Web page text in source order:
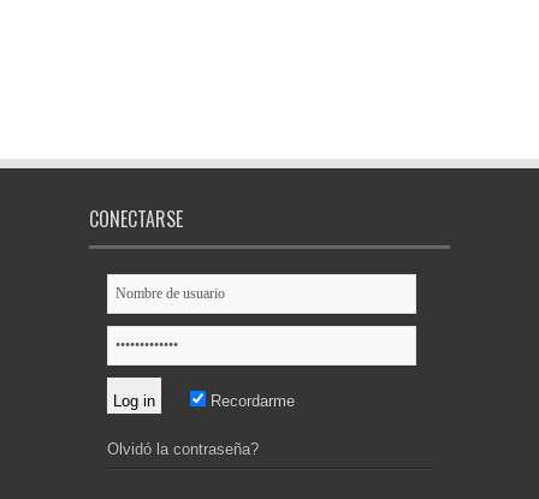
CONECTARSE
Recordarme
Olvidó la contraseña?